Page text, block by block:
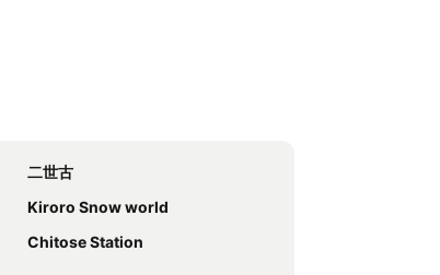
二世古
Kiroro Snow world
Chitose Station